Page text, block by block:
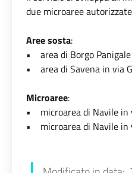
due microaree
Aree sosta:
• area di Borgo
• area di Savena in via
Microaree:
• microarea di Navile in
• microarea di Navile in